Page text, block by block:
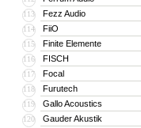
113 Fezz Audio
114 FiiO
115 Finite Elemente
116 FISCH
117 Focal
118 Furutech
119 Gallo Acoustics
120 Gauder Akustik